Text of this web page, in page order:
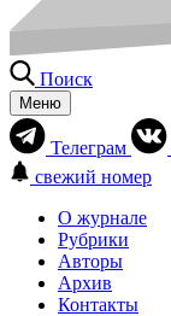
Поиск
Меню
Телеграм
свежий номер
О журнале
Рубрики
Авторы
Архив
Контакты